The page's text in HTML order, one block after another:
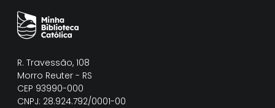
R. Travessão, 108
Morro Reuter - RS
CEP 93990-000
CNPJ: 28.924.792/0001-00